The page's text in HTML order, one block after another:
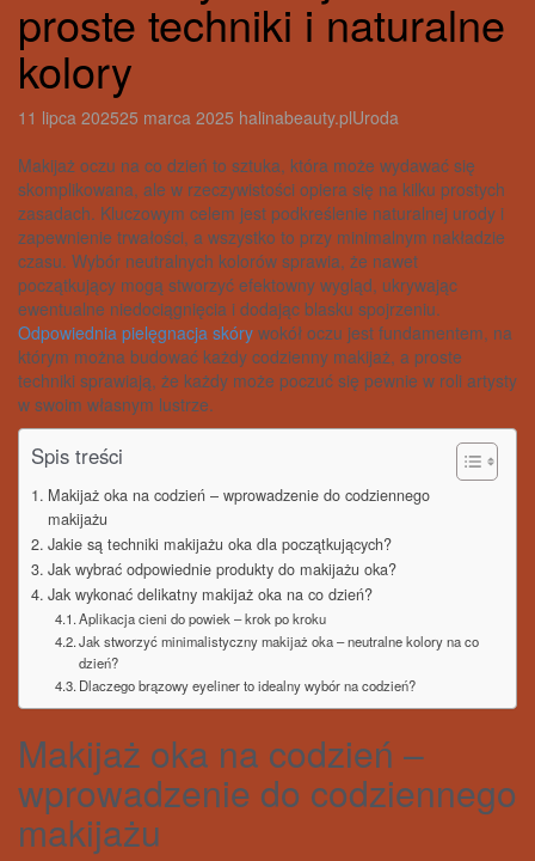
proste techniki i naturalne
kolory
11 lipca 202525 marca 2025 halinabeauty.plUroda
Makijaż oczu na co dzień to sztuka, która może wydawać się
skomplikowana, ale w rzeczywistości opiera się na kilku prostych
zasadach. Kluczowym celem jest podkreślenie naturalnej urody i
zapewnienie trwałości, a wszystko to przy minimalnym nakładzie
czasu. Wybór neutralnych kolorów sprawia, że nawet
początkujący mogą stworzyć efektowny wygląd, ukrywając
ewentualne niedociągnięcia i dodając blasku spojrzeniu.
Odpowiednia pielęgnacja skóry wokół oczu jest fundamentem, na
którym można budować każdy codzienny makijaż, a proste
techniki sprawiają, że każdy może poczuć się pewnie w roli artysty
w swoim własnym lustrze.
Spis treści
Makijaż oka na codzień – wprowadzenie do codziennego
makijażu
Jakie są techniki makijażu oka dla początkujących?
Jak wybrać odpowiednie produkty do makijażu oka?
Jak wykonać delikatny makijaż oka na co dzień?
Aplikacja cieni do powiek – krok po kroku
Jak stworzyć minimalistyczny makijaż oka – neutralne kolory na co
dzień?
Dlaczego brązowy eyeliner to idealny wybór na codzień?
Makijaż oka na codzień –
wprowadzenie do codziennego
makijażu